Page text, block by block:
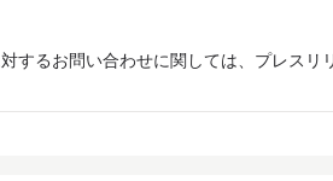
するお問い合わせに関しては、プレスリ